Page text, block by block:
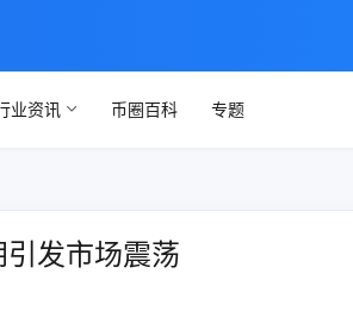
业资讯 币圈百科 专题
发市场震荡